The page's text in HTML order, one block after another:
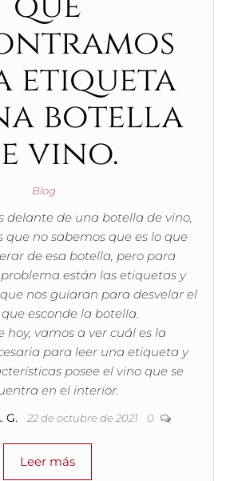
etiqueta
botella
vino.
Blog
delante de una botella de vino,
que no sabemos que es lo que
de esa botella, pero para
están las etiquetas y
nos guiaran para desvelar el
esconde la botella.
hoy, vamos a ver cuál es la
para leer una etiqueta y
posee el vino que se
en el interior.
G. 22 de octubre de 2021 0
Leer más